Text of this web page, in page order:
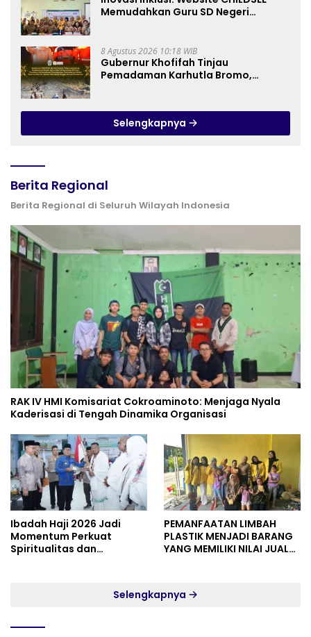
Memudahkan Guru SD Negeri
8 Agustus 2026 10:18 WIB
Gubernur Khofifah Tinjau
Pemadaman Karhutla Bromo,
Selengkapnya
Berita Regional
Berita Regional di Seluruh Wilayah Indonesia
RAK IV HMI Komisariat Cokroaminoto: Menjaga Nyala
Kaderisasi di Tengah Dinamika Organisasi
Ibadah Haji 2026 Jadi
Momentum Perkuat
Spiritualitas dan
PEMANFAATAN LIMBAH
PLASTIK MENJADI BARANG
YANG MEMILIKI NILAI JUAL
Selengkapnya